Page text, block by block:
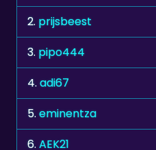
3. pipo444
4.adi67
5. eminentza
6. AEK21
7. kuba75